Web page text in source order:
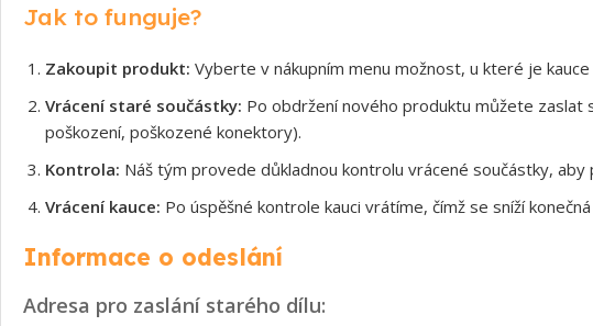
Jak to funguje?
Zakoupit produkt: Vyberte v nákupním menu možnost, u které je
Vrácení staré součástky: Po obdržení nového produktu můžete zaslat
poškození, poškozené konektory).
Kontrola: Náš tým provede důkladnou kontrolu vrácené součástky,
Vrácení kauce: Po úspěšné kontrole kauci vrátíme, čímž se sníží
Informace o odeslání
Adresa pro zaslání starého dílu: